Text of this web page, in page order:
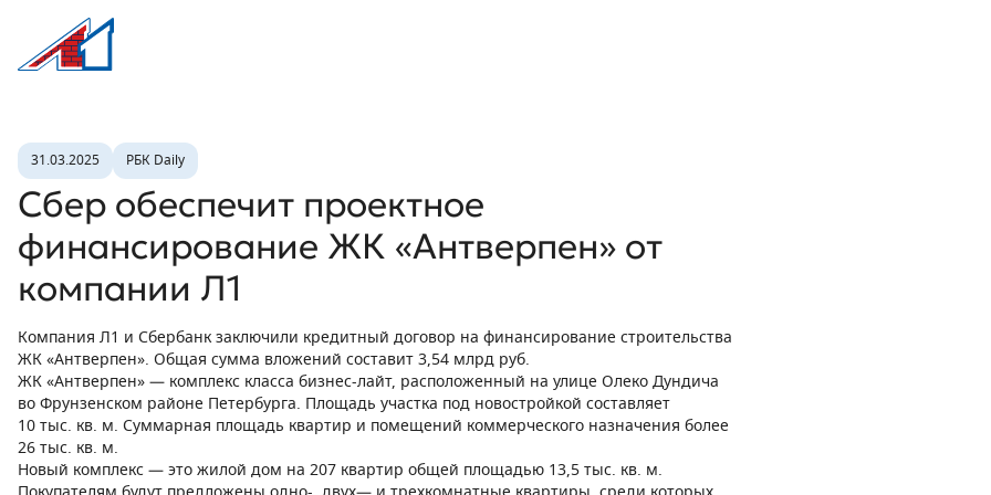
Л1 Строительная компания №1
Новость
31.03.2025 РБК Daily
Сбер обеспечит проектное
финансирование ЖК «Антверпен» от
компании Л1
Компания Л1 и Сбербанк заключили кредитный договор на финансирование строительства
ЖК «Антверпен». Общая сумма вложений составит 3,54 млрд руб.
ЖК «Антверпен» — комплекс класса бизнес-лайт, расположенный на улице Олеко Дундича
во Фрунзенском районе Петербурга. Площадь участка под новостройкой составляет
10 тыс. кв. м. Суммарная площадь квартир и помещений коммерческого назначения более
26 тыс. кв. м.
Новый комплекс — это жилой дом на 207 квартир общей площадью 13,5 тыс. кв. м.